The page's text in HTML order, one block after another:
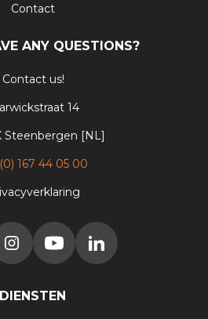
Contact
ANY QUESTIONS?
Contact us!
14
Steenbergen [NL]
167 44 05 00
DIENSTEN